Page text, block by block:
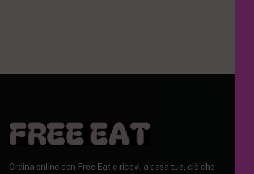
Ordina online con Free Eat e ricevi, a casa tua, ciò che